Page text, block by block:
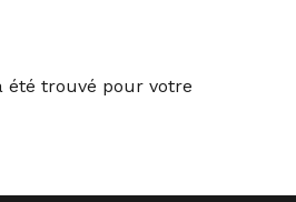
trouvé pour votre